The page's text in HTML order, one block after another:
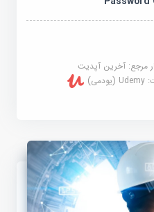
مرجع:آخرین آپدیت
Udemy (یودمی)